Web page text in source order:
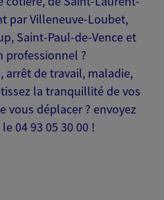
par Villeneuve-Loubet,
Saint-Paul-de-Vence et
professionnel ?
arrêt de travail, maladie,
la tranquillité de vos
vous déplacer ? envoyez
04 93 05 30 00 !